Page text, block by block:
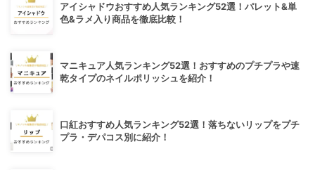
アイシャドウおすすめ人気ランキング52選！パレット&単
色&ラメ入り商品を徹底比較！
マニキュア人気ランキング52選！おすすめのプチプラや速
乾タイプのネイルポリッシュを紹介！
口紅おすすめ人気ランキング52選！落ちないリップをプチ
プラ・デパコス別に紹介！